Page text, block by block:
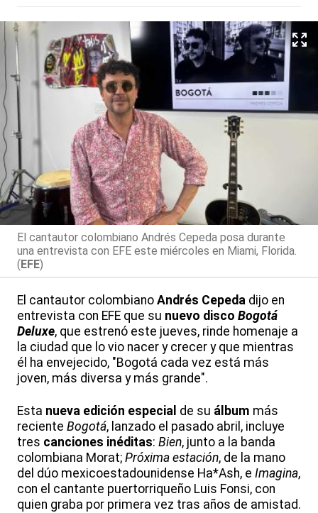
El cantautor colombiano Andrés Cepeda posa durante
una entrevista con EFE este miércoles en Miami, Florida.
(EFE)
El cantautor colombiano Andrés Cepeda dijo en
entrevista con EFE que su nuevo disco Bogotá
Deluxe, que estrenó este jueves, rinde homenaje a
la ciudad que lo vio nacer y crecer y que mientras
él ha envejecido, "Bogotá cada vez está más
joven, más diversa y más grande".
Esta nueva edición especial de su álbum más
reciente Bogotá, lanzado el pasado abril, incluye
tres canciones inéditas: Bien, junto a la banda
colombiana Morat; Próxima estación, de la mano
del dúo mexicoestadounidense Ha*Ash, e Imagina,
con el cantante puertorriqueño Luis Fonsi, con
quien graba por primera vez tras años de amistad.